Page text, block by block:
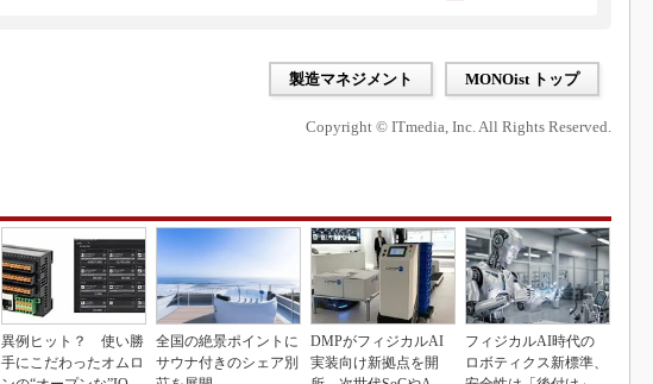
製造マネジメント MONOist トップ
Copyright © ITmedia, Inc. All Rights Reserved.
異例ヒット？ 使い勝
手にこだわったオムロ
全国の絶景ポイントに
サウナ付きのシェア別
DMPがフィジカルAI
実装向け新拠点を開
フィジカルAI時代の
ロボティクス新標準、